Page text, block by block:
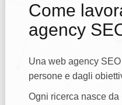
Come
agency
Una web agency
persone e dagli
Ogni ricerca nasce